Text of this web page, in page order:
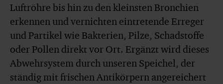
Luftröhre bis hin zu den kleinsten Bronchien
erkennen und vernichten eintretende Erreger
und Partikel wie Bakterien, Pilze, Schadstoffe
oder Pollen direkt vor Ort. Ergänzt wird dieses
Abwehrsystem durch unseren Speichel, der
ständig mit frischen Antikörpern angereichert